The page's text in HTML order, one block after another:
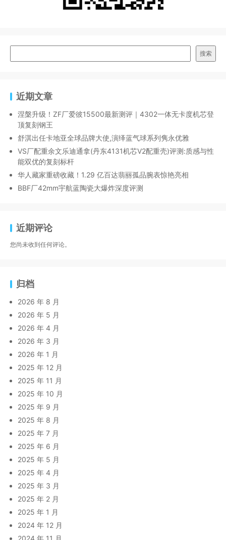
搜索
近期文章
涅槃升级！ZF厂爱彼15500最新测评｜4302一体无卡度机芯登
顶复刻钢王
舒淇出任卡地亚全球品牌大使,演绎蓝气球系列隽永优雅
VS厂配重余文乐迪通拿(丹东4131机芯V2配重壳)评测:质感与性
能双优的复刻标杆
华人藏家重磅收藏！1.29 亿百达翡丽孤品腕表惊艳亮相
BBF厂42mm宇航蓝陶瓷大爆炸深度评测
近期评论
您尚未收到任何评论。
归档
2026 年 8 月
2026 年 5 月
2026 年 4 月
2026 年 3 月
2026 年 1 月
2025 年 12 月
2025 年 11 月
2025 年 10 月
2025 年 9 月
2025 年 8 月
2025 年 7 月
2025 年 6 月
2025 年 5 月
2025 年 4 月
2025 年 3 月
2025 年 2 月
2025 年 1 月
2024 年 12 月
2024 年 11 月